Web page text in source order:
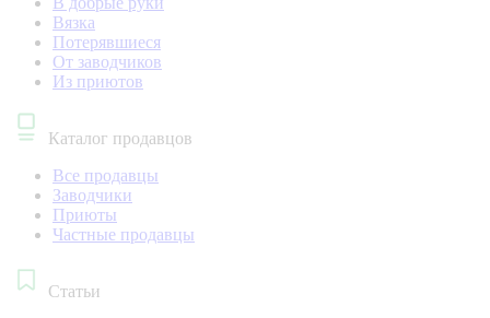
Вязка
Потерявшиеся
От заводчиков
Из приютов
Каталог продавцов
Все продавцы
Заводчики
Приюты
Частные продавцы
Статьи